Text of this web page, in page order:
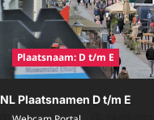
Plaatsnaam: D t/m E
NL Plaatsnamen D t/m E